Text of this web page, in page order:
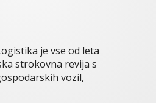
je vse od leta
strokovna revija s
vozil,